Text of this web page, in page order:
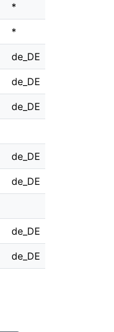
*
*
de_DE
de_DE
de_DE
de_DE
de_DE
de_DE
de_DE